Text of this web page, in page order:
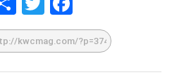
Face
book
Twitt
er